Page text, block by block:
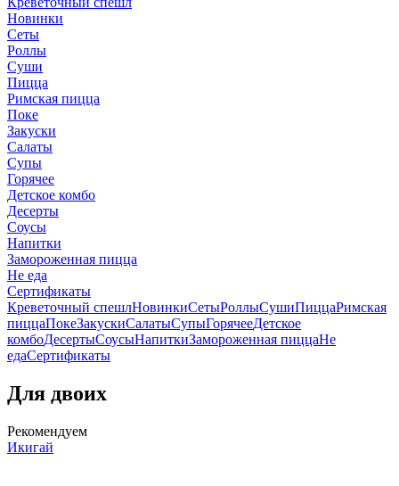
Новинки
Сеты
Роллы
Суши
Пицца
Римская пицца
Поке
Закуски
Салаты
Супы
Горячее
Детское комбо
Десерты
Соусы
Напитки
Замороженная пицца
Не еда
Сертификаты
Креветочный спешлНовинкиСетыРоллыСушиПиццаРимская
пиццаПокеЗакускиСалатыСупыГорячееДетское
комбоДесертыСоусыНапиткиЗамороженная пиццаНе
едаСертификаты
Для двоих
Рекомендуем
Икигай